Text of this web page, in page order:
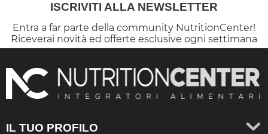
ISCRIVITI ALLA NEWSLETTER
Entra a far parte della community NutritionCenter!
Riceverai novità ed offerte esclusive ogni settimana
IL TUO PROFILO